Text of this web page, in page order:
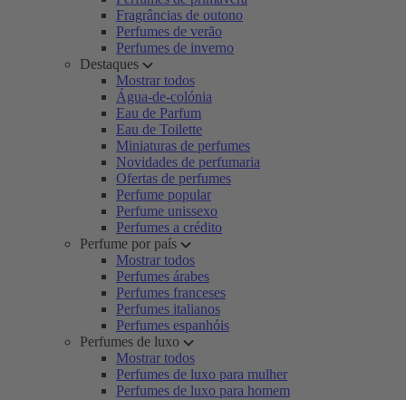
Fragrâncias de outono
Perfumes de verão
Perfumes de inverno
Destaques
Mostrar todos
Água-de-colónia
Eau de Parfum
Eau de Toilette
Miniaturas de perfumes
Novidades de perfumaria
Ofertas de perfumes
Perfume popular
Perfume unissexo
Perfumes a crédito
Perfume por país
Mostrar todos
Perfumes árabes
Perfumes franceses
Perfumes italianos
Perfumes espanhóis
Perfumes de luxo
Mostrar todos
Perfumes de luxo para mulher
Perfumes de luxo para homem